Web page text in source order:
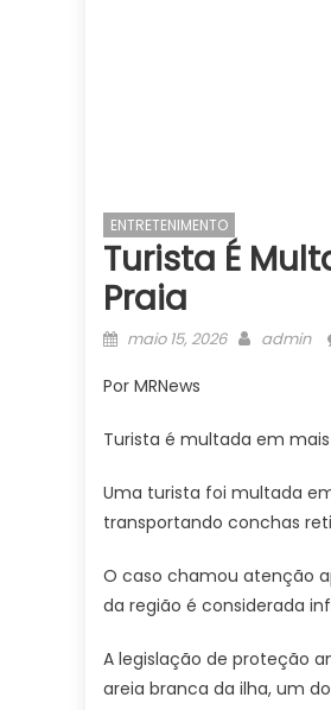
ENTRETENIMENTO
Turista É
Praia
Posted
maio 15, 2026 Author
admin
Por MRNews
Turista é multada em
Uma turista foi multada
transportando conchas
O caso chamou atenção
da região é considerada
A legislação de proteção
areia branca da ilha, um